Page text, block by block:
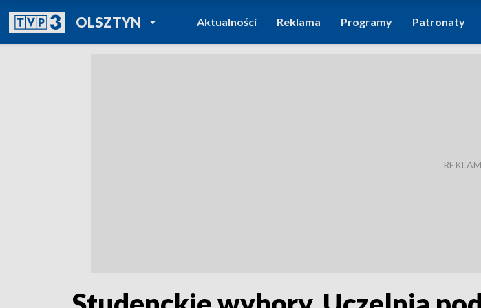
OLSZTYNPOWRÓT DO
TVP REGIONY
Aktualności Reklama Programy Patronaty